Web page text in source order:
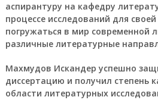
аспирантуру на кафедру
процессе исследований для
погружаться в мир современной
различные литературные
Махмудов Искандер успешно
диссертацию и получил степень
области литературных